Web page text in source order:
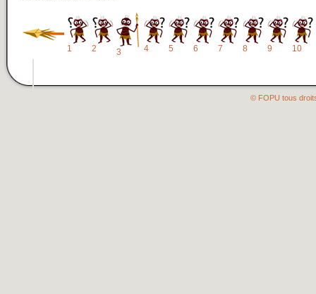
1 2 3 4 5 6 7 8 9 10
© FOPU tous